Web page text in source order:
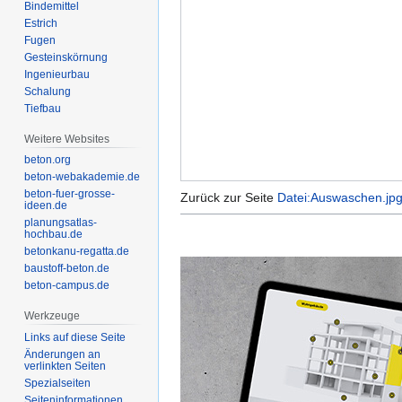
Zurück zur Seite Datei:Auswaschen.jpg
‏‎Estrich
Gesteinskörnung
‏‎Tiefbau
Weitere Websites
beton.org
beton-webakademie.de
beton-fuer-grosse-
ideen.de
planungsatlas-
hochbau.de
betonkanu-regatta.de
baustoff-beton.de
beton-campus.de
Werkzeuge
Links auf diese Seite
Änderungen an
verlinkten Seiten
Spezialseiten